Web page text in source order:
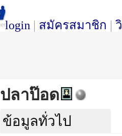
login | สมัครสมาชิก |
ปลาป๊อด
ข้อมูลทั่วไป